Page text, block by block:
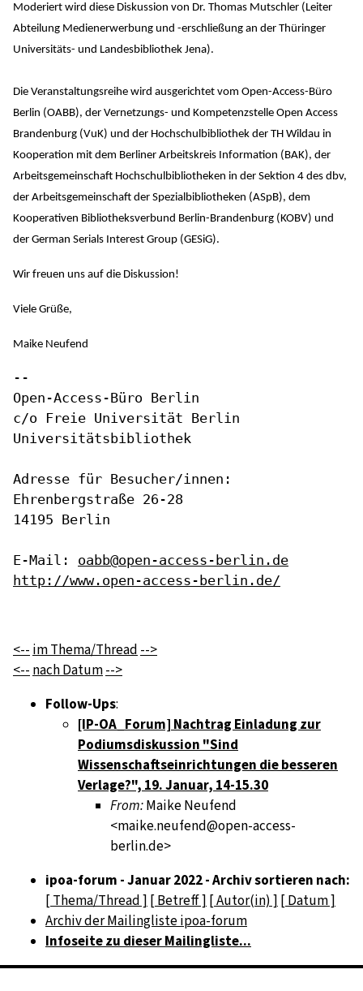
Moderiert wird diese Diskussion von Dr. Thomas Mutschler (Leiter
Abteilung Medienerwerbung und -erschließung an der Thüringer
Universitäts- und Landesbibliothek Jena).
Die Veranstaltungsreihe wird ausgerichtet vom Open-Access-Büro
Berlin (OABB), der Vernetzungs- und Kompetenzstelle Open Access
Brandenburg (VuK) und der Hochschulbibliothek der TH Wildau in
Kooperation mit dem Berliner Arbeitskreis Information (BAK), der
Arbeitsgemeinschaft Hochschulbibliotheken in der Sektion 4 des dbv,
der Arbeitsgemeinschaft der Spezialbibliotheken (ASpB), dem
Kooperativen Bibliotheksverbund Berlin-Brandenburg (KOBV) und
der German Serials Interest Group (GESiG).
Wir freuen uns auf die Diskussion!
Viele Grüße,
Maike Neufend
--
Open-Access-Büro Berlin
c/o Freie Universität Berlin
Universitätsbibliothek
Adresse für Besucher/innen:
Ehrenbergstraße 26-28
14195 Berlin
E-Mail: oabb@open-access-berlin.de
http://www.open-access-berlin.de/
<-- im Thema/Thread -->
<-- nach Datum-->
Follow-Ups:
[IP-OA_Forum] Nachtrag Einladung zur
Podiumsdiskussion "Sind
Wissenschaftseinrichtungen die besseren
Verlage?", 19. Januar, 14-15.30
From:Maike Neufend
<maike.neufend@open-access-
berlin.de>
ipoa-forum - Januar 2022 - Archiv sortieren nach:
[ Thema/Thread ] [ Betreff ] [ Autor(in) ] [ Datum ]
Archiv der Mailingliste ipoa-forum
Infoseite zu dieser Mailingliste...